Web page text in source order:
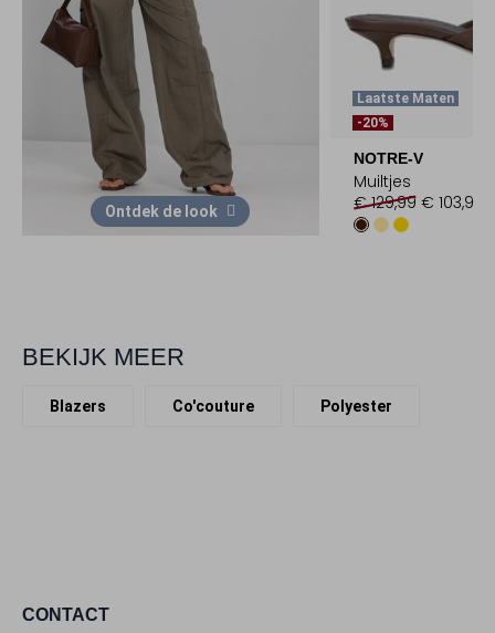
Ontdek de look
Laatste Maten
-20%
NOTRE-V
Muiltjes
€ 129,99 € 103,99
BEKIJK MEER
Blazers Co'couture Polyester
CONTACT